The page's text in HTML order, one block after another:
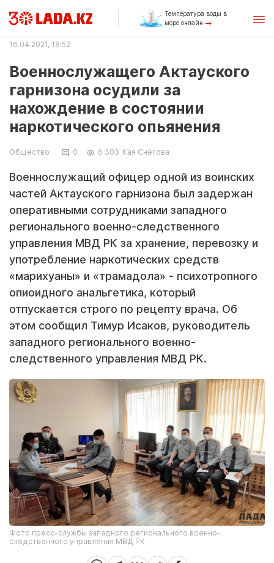
Температура воды в
море онлайн
16.04.2021, 18:52
Военнослужащего Актауского
гарнизона осудили за
нахождение в состоянии
наркотического опьянения
Общество 0 6 303 Кая Снегова
Военнослужащий офицер одной из воинских
частей Актауского гарнизона был задержан
оперативными сотрудниками западного
регионального военно-следственного
управления МВД РК за хранение, перевозку и
употребление наркотических средств
«марихуаны» и «трамадола» - психотропного
опиоидного анальгетика, который
отпускается строго по рецепту врача. Об
этом сообщил Тимур Исаков, руководитель
западного регионального военно-
следственного управления МВД РК.
Фото пресс-службы западного регионального военно-
следственного управления МВД РК